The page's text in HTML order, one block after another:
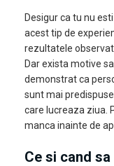
Desigur ca tu nu
acest tip de
rezultatele
Dar exista motive
demonstrat ca
sunt mai
care lucreaza ziua.
manca inainte de
Ce si cand